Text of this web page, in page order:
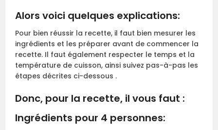
Alors voici quelques explications:
Pour bien réussir la recette, il faut bien mesurer les
ingrédients et les préparer avant de commencer la
recette. Il faut également respecter le temps et la
température de cuisson, ainsi suivez pas-à-pas les
étapes décrites ci-dessous .
Donc, pour la recette, il vous faut :
Ingrédients pour 4 personnes: